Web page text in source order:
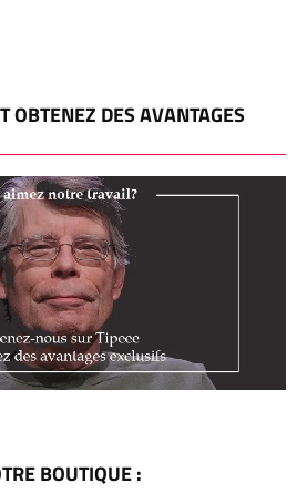
OBTENEZ DES AVANTAGES
BOUTIQUE :